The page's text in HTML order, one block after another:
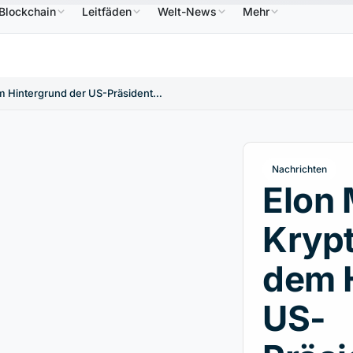
$↑2.10% USDCUSDC0,9995 $↑0.00% XRPXRP 1,09 $↑2.30%
Blockchain Leitfäden Welt-News Mehr
Elon Musk und Kryptowährungen vor dem Hintergrund der US-Präsidentschaftswahlen
Nachrichten
Elon
dem
US-